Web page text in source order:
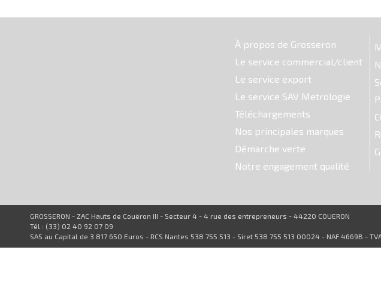
À propos de Grosseron
Le service commercial/client
Le service export
Le service SAV Metrologie
Téléchargements
Nos principales marques
Démarche verte
Notre engagement qualité
GROSSERON - ZAC Hauts de Couëron III - Secteur 4 - 4 rue des entrepreneurs - 44220 COUERON
Tél : (33) 02 40 92 07 09
SAS au Capital de 3 817 650 Euros - RCS Nantes 538 755 513 - Siret 538 755 513 00024 - NAF 4669B -